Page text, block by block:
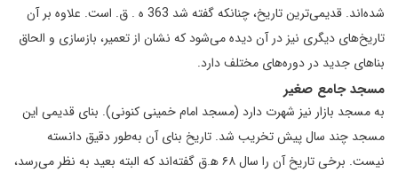
شده‌‌‌‌اند. قدیمی‌ترین تاریخ، چنانکه گفته شد 363 ه . ق. است. علاوه بر آن
تاریخ‌‌‌‌هاى دیگرى نیز در آن دیده مى‌‌‌‌شود که نشان از تعمیر، بازسازى و الحاق
بناهاى جدید در دوره‌‌‌‌هاى مختلف دارد.
مسجد جامع صغیر
به مسجد بازار نیز شهرت دارد (مسجد امام خمینی کنونی). بنای قدیمی این
مسجد چند سال پیش تخریب شد. تاریخ بنای آن به‌طور دقیق دانسته
نیست. برخی تاریخ آن را سال ۶۸ ه‍.ق گفته‌اند که البته بعید به نظر می‌رسد،